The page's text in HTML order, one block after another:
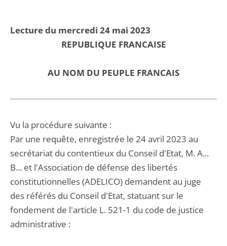
Lecture du mercredi 24 mai 2023
REPUBLIQUE FRANCAISE
AU NOM DU PEUPLE FRANCAIS
Vu la procédure suivante :
Par une requête, enregistrée le 24 avril 2023 au
secrétariat du contentieux du Conseil d'Etat, M. A...
B... et l'Association de défense des libertés
constitutionnelles (ADELICO) demandent au juge
des référés du Conseil d'Etat, statuant sur le
fondement de l'article L. 521-1 du code de justice
administrative :